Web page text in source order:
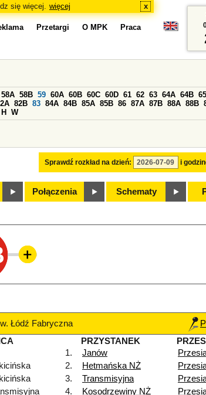
się więcej. więcej x
Przetargi O MPK Praca
Sprawdź rozkład na dzień: i
58A 58B 59 60A 60B 60C 60D 61 62 63 64A 64B
82B 83 84A 84B 85A 85B 86 87A 87B 88A 88B
H W
Połączenia Schematy
Łódź Fabryczna
PRZYSTANEK
1.
Janów
2. Hetmańska NŻ
3. Transmisyjna
4. Kosodrzewiny NŻ